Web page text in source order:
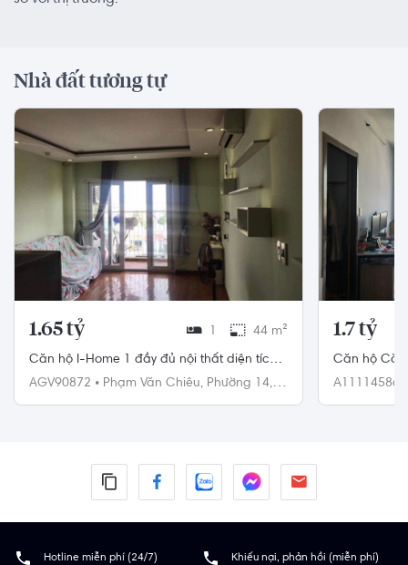
Nhà đất tương tự
1.65 tỷ 1 44 m²
Căn hộ I-Home 1 đầy đủ nội thất diện tích
44m²
AGV90872 • Phạm Văn Chiêu, Phường 14,
1.7 tỷ
Căn hộ Căn
bản, ban
A11114586
Hotline miễn phí (24/7) Khiếu nại, phản hồi (miễn phí)